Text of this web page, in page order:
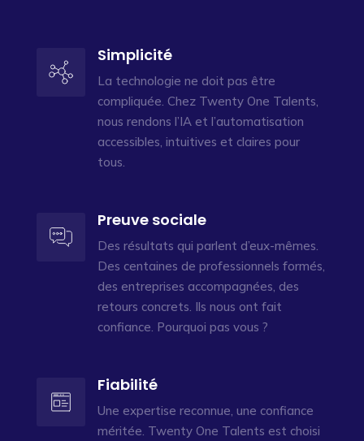
Simplicité
La technologie ne doit pas être
compliquée. Chez Twenty One Talents,
nous rendons l’IA et l’automatisation
accessibles, intuitives et claires pour
tous.
Preuve sociale
Des résultats qui parlent d’eux-mêmes.
Des centaines de professionnels formés,
des entreprises accompagnées, des
retours concrets. Ils nous ont fait
confiance. Pourquoi pas vous ?
Fiabilité
Une expertise reconnue, une confiance
méritée. Twenty One Talents est choisi